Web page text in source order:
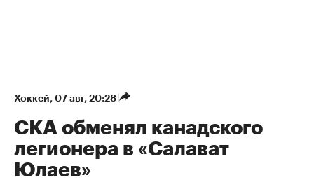
Хоккей⁠, 07 авг, 20:28
СКА обменял канадского
легионера в «Салават
Юлаев»